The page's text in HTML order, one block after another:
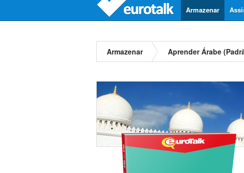
Armazenar
Armazenar Aprender Árabe